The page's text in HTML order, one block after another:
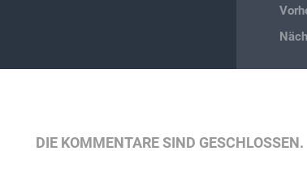
DIE KOMMENTARE SIND GESCHLOSSEN.